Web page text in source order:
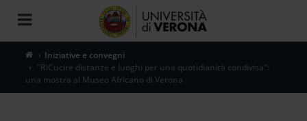
Toggle
navigation
Iniziative e convegni
"RiCucire distanze e luoghi per una quotidianità condivisa":
una mostra al Museo Africano di Verona